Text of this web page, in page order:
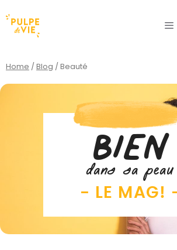
Home /Blog /Beauté
BIEN
dans sa peau
- LE MAG!